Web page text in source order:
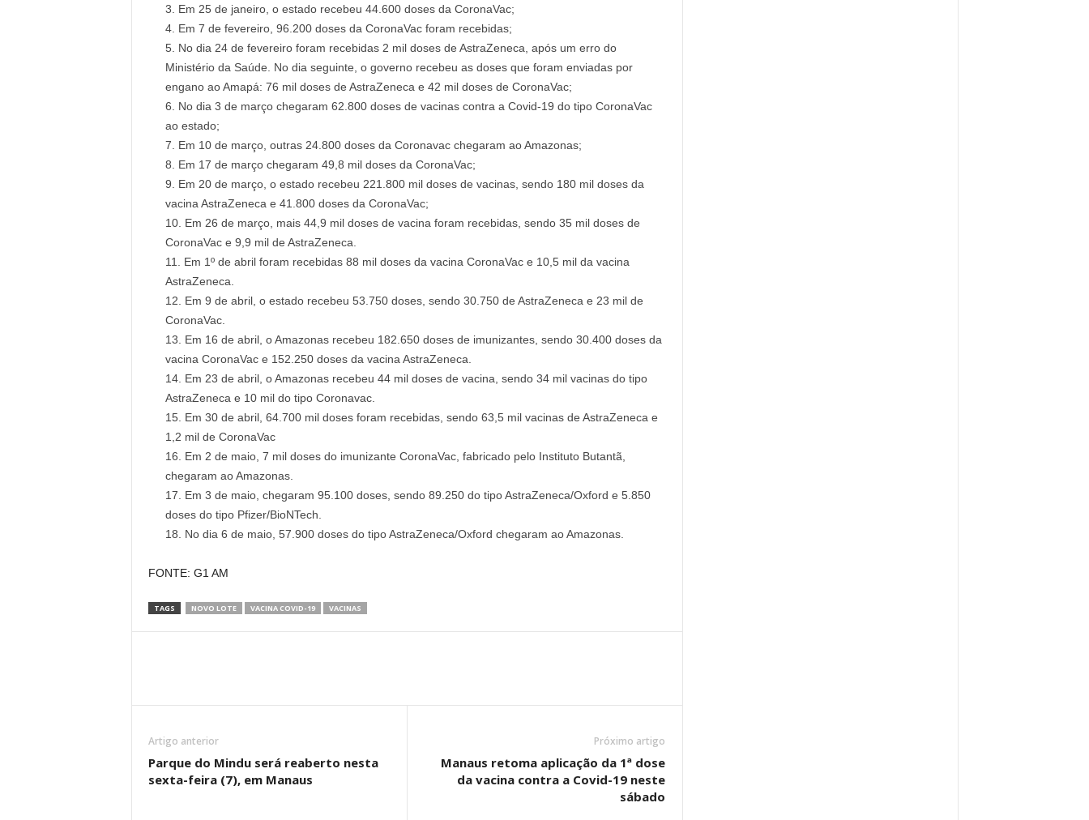
Em 25 de janeiro, o estado recebeu 44.600 doses da CoronaVac;
Em 7 de fevereiro, 96.200 doses da CoronaVac foram recebidas;
No dia 24 de fevereiro foram recebidas 2 mil doses de AstraZeneca, após um erro do
Ministério da Saúde. No dia seguinte, o governo recebeu as doses que foram enviadas por
engano ao Amapá: 76 mil doses de AstraZeneca e 42 mil doses de CoronaVac;
No dia 3 de março chegaram 62.800 doses de vacinas contra a Covid-19 do tipo CoronaVac
ao estado;
Em 10 de março, outras 24.800 doses da Coronavac chegaram ao Amazonas;
Em 17 de março chegaram 49,8 mil doses da CoronaVac;
Em 20 de março, o estado recebeu 221.800 mil doses de vacinas, sendo 180 mil doses da
vacina AstraZeneca e 41.800 doses da CoronaVac;
Em 26 de março, mais 44,9 mil doses de vacina foram recebidas, sendo 35 mil doses de
CoronaVac e 9,9 mil de AstraZeneca.
Em 1º de abril foram recebidas 88 mil doses da vacina CoronaVac e 10,5 mil da vacina
AstraZeneca.
Em 9 de abril, o estado recebeu 53.750 doses, sendo 30.750 de AstraZeneca e 23 mil de
CoronaVac.
Em 16 de abril, o Amazonas recebeu 182.650 doses de imunizantes, sendo 30.400 doses da
vacina CoronaVac e 152.250 doses da vacina AstraZeneca.
Em 23 de abril, o Amazonas recebeu 44 mil doses de vacina, sendo 34 mil vacinas do tipo
AstraZeneca e 10 mil do tipo Coronavac.
Em 30 de abril, 64.700 mil doses foram recebidas, sendo 63,5 mil vacinas de AstraZeneca e
1,2 mil de CoronaVac
Em 2 de maio, 7 mil doses do imunizante CoronaVac, fabricado pelo Instituto Butantã,
chegaram ao Amazonas.
Em 3 de maio, chegaram 95.100 doses, sendo 89.250 do tipo AstraZeneca/Oxford e 5.850
doses do tipo Pfizer/BioNTech.
No dia 6 de maio, 57.900 doses do tipo AstraZeneca/Oxford chegaram ao Amazonas.
FONTE: G1 AM
TAGS NOVO LOTE VACINA COVID-19 VACINAS
Artigo anterior
Parque do Mindu será reaberto nesta
sexta-feira (7), em Manaus
Próximo artigo
Manaus retoma aplicação da 1ª dose
da vacina contra a Covid-19 neste
sábado